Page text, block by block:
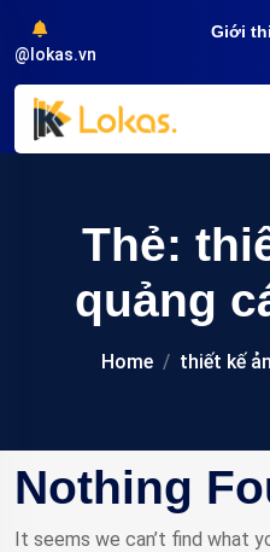
@lokas.vn
Giới
Thẻ:
quảng
Home thiết kế
Nothing
It seems we can’t find what